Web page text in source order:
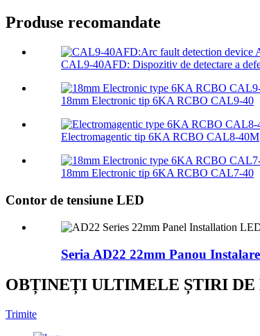
Produse recomandate
CAL9-40AFD: Dispozitiv de detectare a
18mm Electronic tip 6KA RCBO CAL9-40
Electromagentic tip 6KA RCBO CAL8-40M
18mm Electronic tip 6KA RCBO CAL7-40
Contor de tensiune LED
Seria AD22 22mm Panou
OBȚINEȚI ULTIMELE ȘTIRI DE
Trimite